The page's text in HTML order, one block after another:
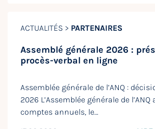
ACTUALITÉS > PARTENAIRES
Assemblé générale 2026 :
procès-verbal en ligne
Assemblée générale de l’ANQ :
2026 L’Assemblée générale de
comptes annuels, le…